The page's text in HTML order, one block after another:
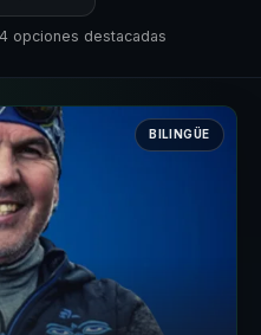
opciones destacadas
BILINGÜE